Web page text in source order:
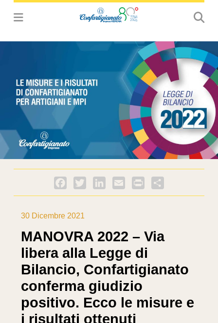
Facebook
Twitter LinkedInEmail PrintFriendly
30 Dicembre 2021
MANOVRA 2022 – Via
libera alla Legge di
Bilancio, Confartigianato
conferma giudizio
positivo. Ecco le misure e
i risultati ottenuti